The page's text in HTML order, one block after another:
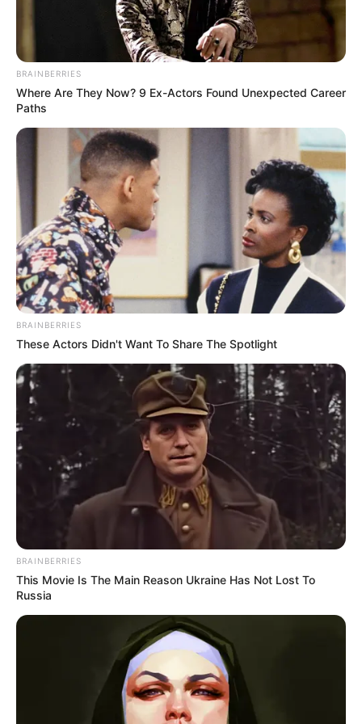
BRAINBERRIES
Where Are They Now? 9 Ex-Actors Found Unexpected Career
Paths
BRAINBERRIES
These Actors Didn't Want To Share The Spotlight
BRAINBERRIES
This Movie Is The Main Reason Ukraine Has Not Lost To
Russia